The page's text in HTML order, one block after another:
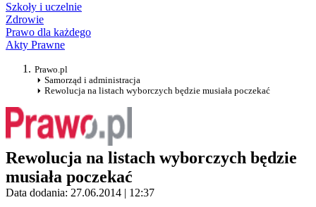
Szkoły i uczelnie
Zdrowie
Prawo dla każdego
Akty Prawne
Prawo.pl
Samorząd i administracja
Rewolucja na listach wyborczych będzie musiała poczekać
Rewolucja na listach wyborczych będzie
musiała poczekać
Data dodania: 27.06.2014 | 12:37